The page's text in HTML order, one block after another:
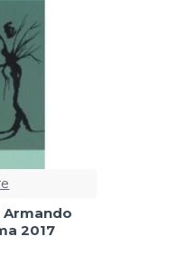
Armando
2017